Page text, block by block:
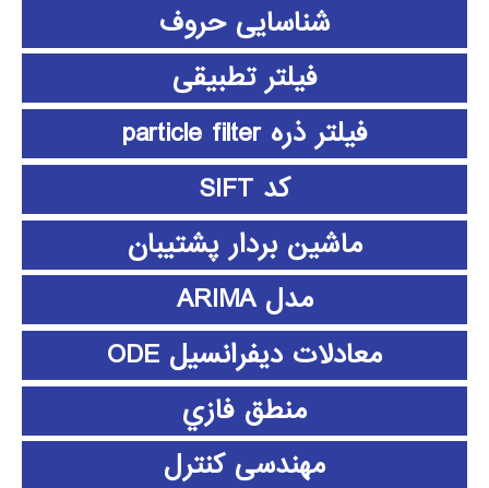
شناسایی حروف
فیلتر تطبیقی
فیلتر ذره particle filter
کد SIFT
ماشین بردار پشتیبان
مدل ARIMA
معادلات دیفرانسیل ODE
منطق فازي
مهندسی کنترل